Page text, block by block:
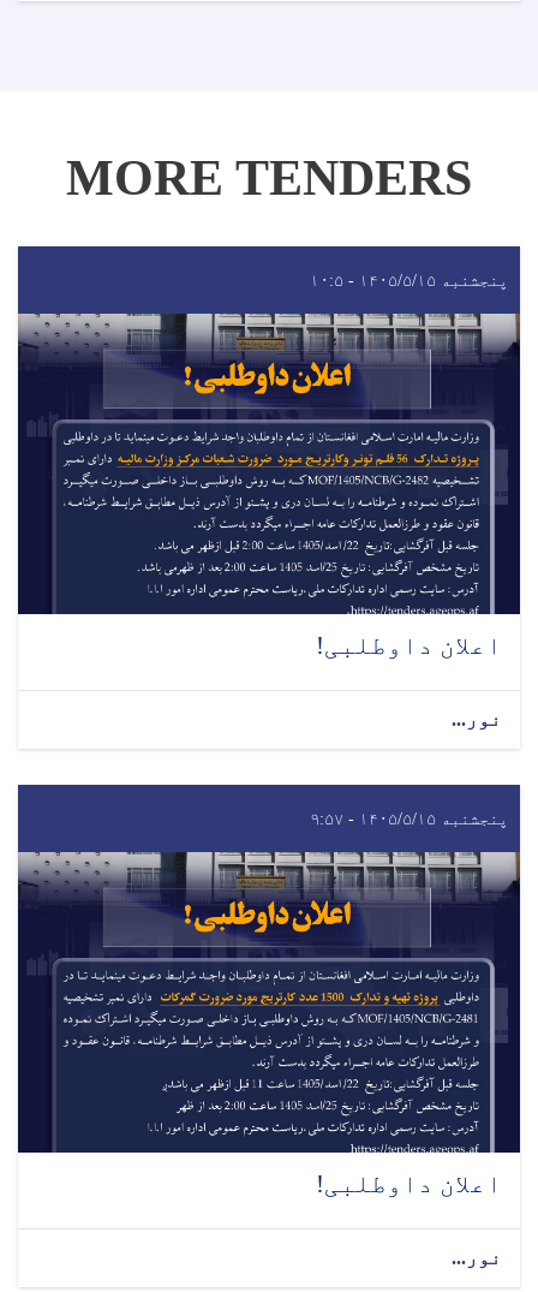
MORE TENDERS
پنجشنبه ۱۴۰۵/۵/۱۵ - ۱۰:۵
اعلان داوطلبی!
نور...
پنجشنبه ۱۴۰۵/۵/۱۵ - ۹:۵۷
اعلان داوطلبی!
نور...